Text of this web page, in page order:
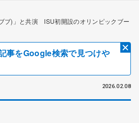
ブ)」と共演 ISU初開設のオリンピックブー
事をGoogle検索で見つけや
2026.02.08